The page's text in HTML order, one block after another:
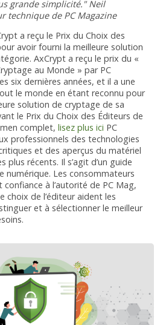
grande simplicité." Neil
technique de PC Magazine
a reçu le Prix du Choix des
avoir fourni la meilleure solution
AxCrypt a reçu le prix du «
au Monde » par PC
six dernières années, et il a une
le monde en étant reconnu pour
solution de cryptage de sa
le Prix du Choix des Éditeurs de
complet, lisez plus ici PC
professionnels des technologies
et des aperçus du matériel
plus récents. Il s’agit d’un guide
numérique. Les consommateurs
à l’autorité de PC Mag,
choix de l’éditeur aident les
et à sélectionner le meilleur